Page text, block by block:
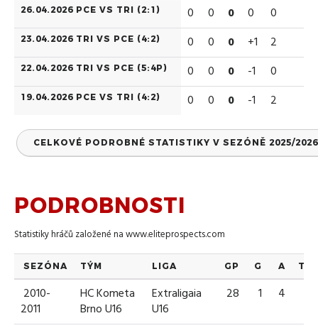
26.04.2026 PCE VS TRI (2:1) 0 0 0 0 0
23.04.2026 TRI VS PCE (4:2) 0 0 0 +1 2
22.04.2026 TRI VS PCE (5:4P) 0 0 0 -1 0
19.04.2026 PCE VS TRI (4:2) 0 0 0 -1 2
CELKOVÉ PODROBNÉ STATISTIKY V SEZÓNĚ 2025/2026
PODROBNOSTI
Statistiky hráčů založené nawww.eliteprospects.com
SEZÓNA TÝM LIGA GP G A TP
2010-
2011
HC Kometa
Brno U16
Extraligaia
U16
28 1 4